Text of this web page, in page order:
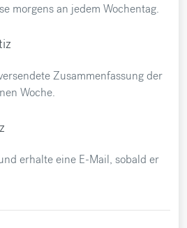
morgens an jedem Wochentag.
Zusammenfassung der
Woche.
erhalte eine E-Mail, sobald er